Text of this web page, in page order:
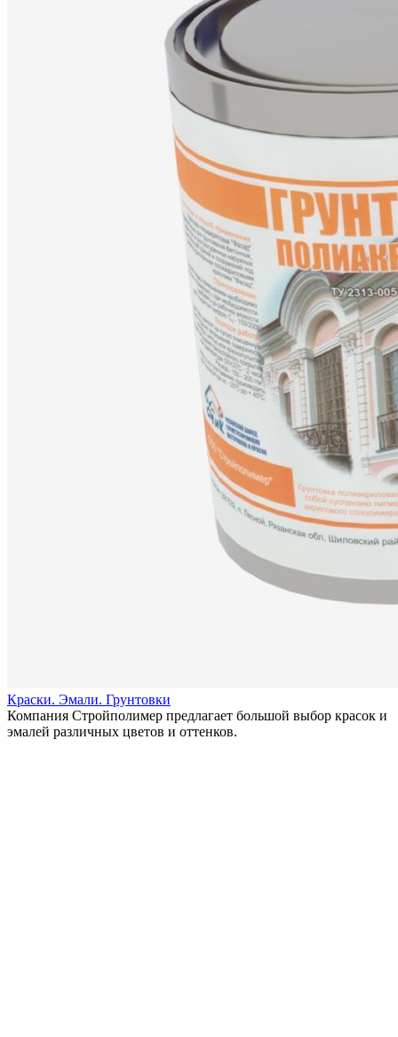
Краски. Эмали. Грунтовки
Компания Стройполимер предлагает большой выбор красок и
эмалей различных цветов и оттенков.